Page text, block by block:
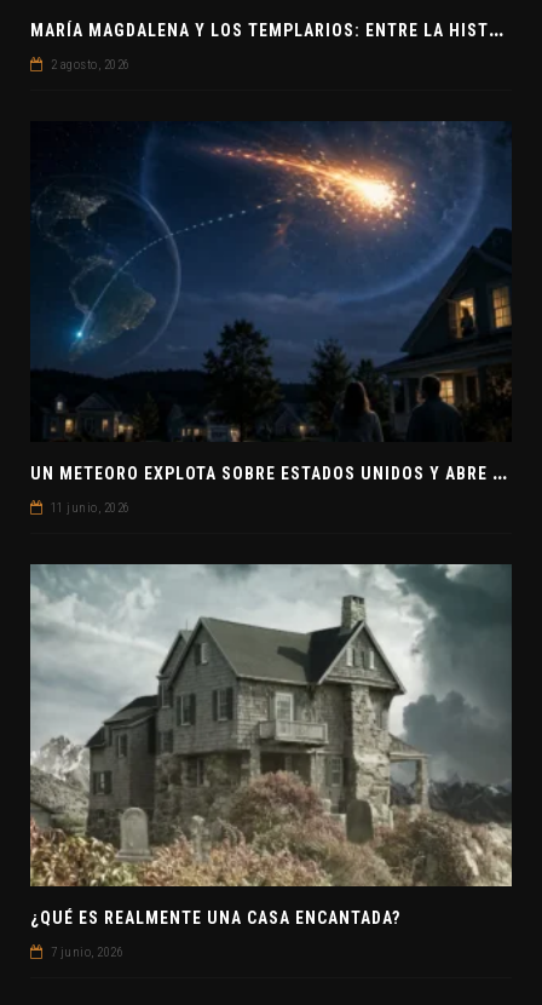
M
ARÍA MAGDALENA Y LOS TEMPLARIOS: ENTRE LA HISTORIA Y EL MISTERIO
2 agosto, 2026
U
N METEORO EXPLOTA SOBRE ESTADOS UNIDOS Y ABRE LA PISTA DE POLAR-IM, UN POSIBLE VISITANTE INTERESTELAR
11 junio, 2026
¿QUÉ ES REALMENTE UNA CASA ENCANTADA?
7 junio, 2026